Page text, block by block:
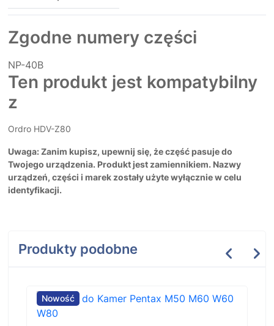
Zgodne numery części
NP-40B
Ten produkt jest kompatybilny
z
Ordro HDV-Z80
Uwaga: Zanim kupisz, upewnij się, że część pasuje do
Twojego urządzenia. Produkt jest zamiennikiem. Nazwy
urządzeń, części i marek zostały użyte wyłącznie w celu
identyfikacji.
Produkty podobne
Nowość